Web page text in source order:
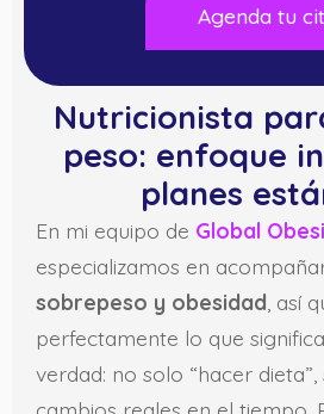
Agenda tu
Nutricionista
peso: enfoque
planes
En mi equipo de Global
especializamos en
sobrepeso y obesidad , así
perfectamente lo que
verdad: no solo “hacer
cambios reales en el tiempo.